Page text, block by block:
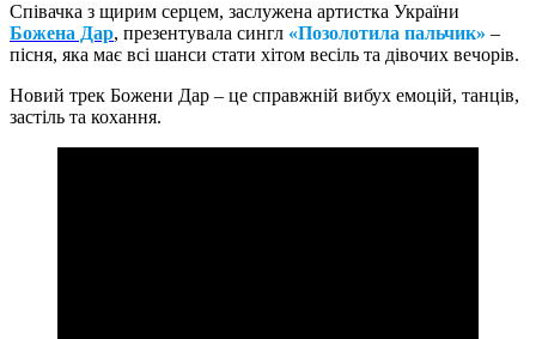
Співачка з щирим серцем, заслужена артистка України
Божена Дар, презентувала сингл «Позолотила пальчик» –
пісня, яка має всі шанси стати хітом весіль та дівочих вечорів.
Новий трек Божени Дар – це справжній вибух емоцій, танців,
застіль та кохання.